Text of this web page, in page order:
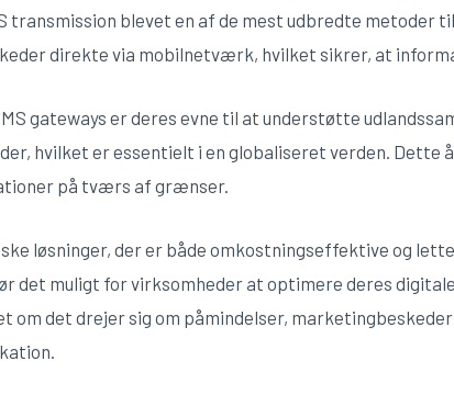
transmission blevet en af de mest udbredte metoder
direkte via mobilnetværk, hvilket sikrer, at
gateways er deres evne til at understøtte
hvilket er essentielt i en globaliseret verden. Dette
på tværs af grænser.
løsninger, der er både omkostningseffektive og
det muligt for virksomheder at optimere deres
om det drejer sig om påmindelser,